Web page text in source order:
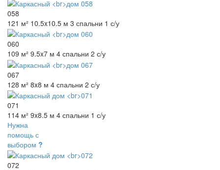
058
121 м² 10.5x10.5 м 3 спальни 1 с/у
060
109 м² 9.5x7 м 4 спальни 2 с/у
067
128 м² 8x8 м 4 спальни 2 с/у
071
114 м² 9x8.5 м 4 спальни 1 с/у
Нужна
помощь с
выбором ?
072